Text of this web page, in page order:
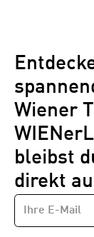
Wiener
bleibst
direkt
Newsletter
E-
MAIL-
ADRESSE